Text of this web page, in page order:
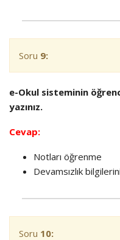
Soru 9:
e-Okul sisteminin
yazınız.
Cevap:
Notları öğrenme
Devamsızlık
Soru 10: